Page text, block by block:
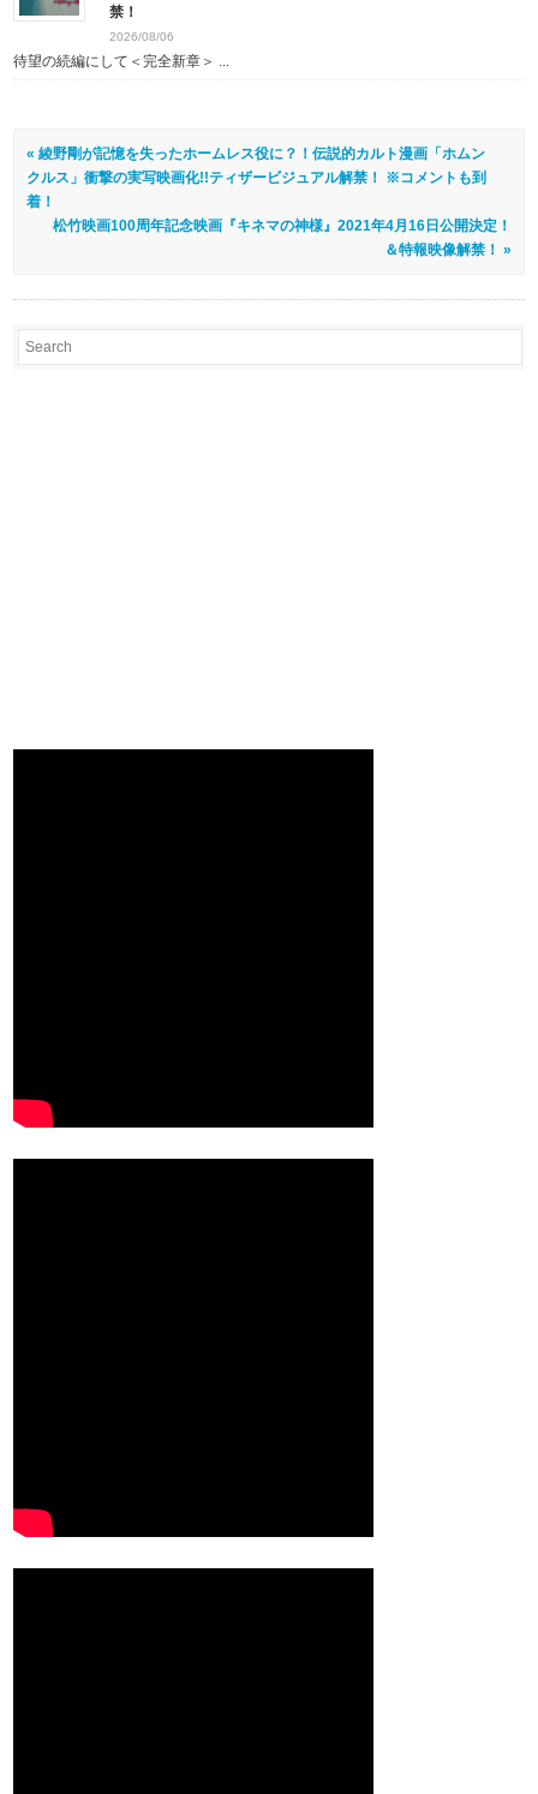
禁！
2026/08/06
待望の続編にして＜完全新章＞ ...
« 綾野剛が記憶を失ったホームレス役に？！伝説的カルト漫画「ホムン
クルス」衝撃の実写映画化!!ティザービジュアル解禁！ ※コメントも到
着！
松竹映画100周年記念映画『キネマの神様』2021年4月16日公開決定！
＆特報映像解禁！ »